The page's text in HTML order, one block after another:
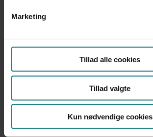
Marketing
Tillad alle cookies
Tillad valgte
Kun nødvendige cookies
Lis Just
Årstal
Videnscentret for Døvblindblevne, 60 sider